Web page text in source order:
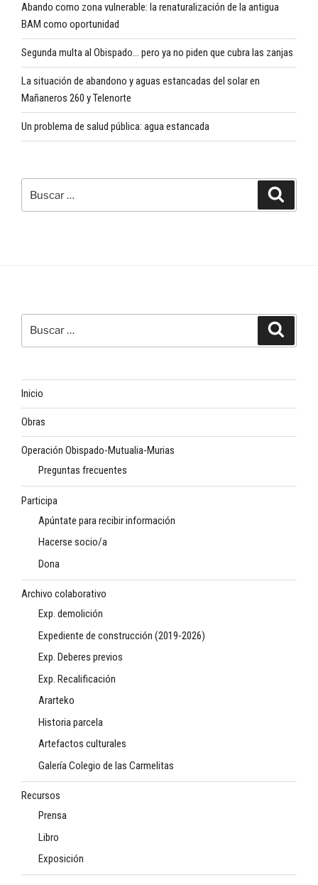
Abando como zona vulnerable: la renaturalización de la antigua
BAM como oportunidad
Segunda multa al Obispado… pero ya no piden que cubra las zanjas
La situación de abandono y aguas estancadas del solar en
Mañaneros 260 y Telenorte
Un problema de salud pública: agua estancada
Inicio
Obras
Operación Obispado-Mutualia-Murias
Preguntas frecuentes
Participa
Apúntate para recibir información
Hacerse socio/a
Dona
Archivo colaborativo
Exp. demolición
Expediente de construcción (2019-2026)
Exp. Deberes previos
Exp. Recalificación
Ararteko
Historia parcela
Artefactos culturales
Galería Colegio de las Carmelitas
Recursos
Prensa
Libro
Exposición